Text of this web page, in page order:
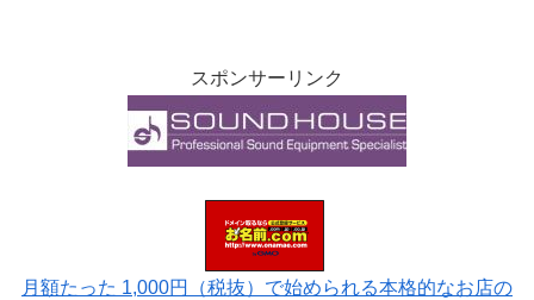
スポンサーリンク
月額たった 1,000円（税抜）で始められる本格的なお店の